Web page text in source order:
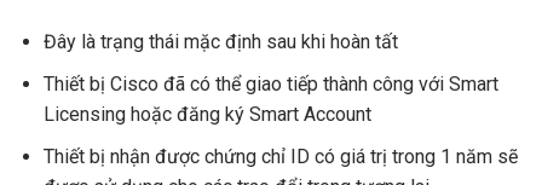
Đây là trạng thái mặc định sau khi hoàn tất
Thiết bị Cisco đã có thể giao tiếp thành công với Smart
Licensing hoặc đăng ký Smart Account
Thiết bị nhận được chứng chỉ ID có giá trị trong 1 năm sẽ